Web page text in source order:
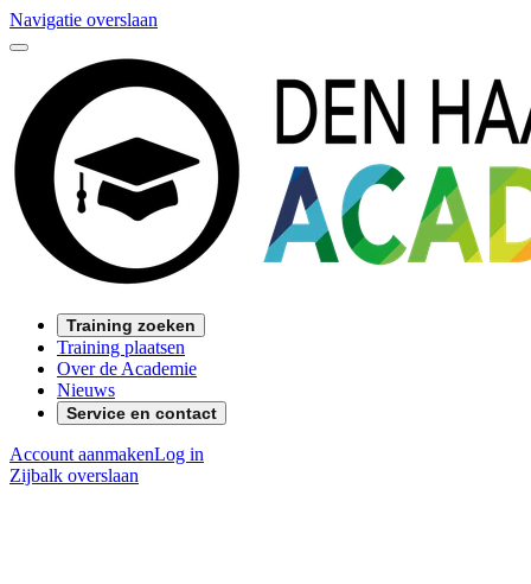
Navigatie overslaan
Training zoeken
Training plaatsen
Over de Academie
Nieuws
Service en contact
Account aanmakenLog in
Zijbalk overslaan